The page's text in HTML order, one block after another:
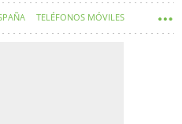
TELÉFONOS MÓVILES